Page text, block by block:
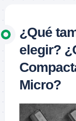
¿Qué
elegir?
Micro?